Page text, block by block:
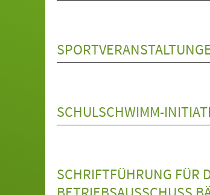
SCHULSCHWIMM-
SCHRIFTFÜHRUNG FÜR